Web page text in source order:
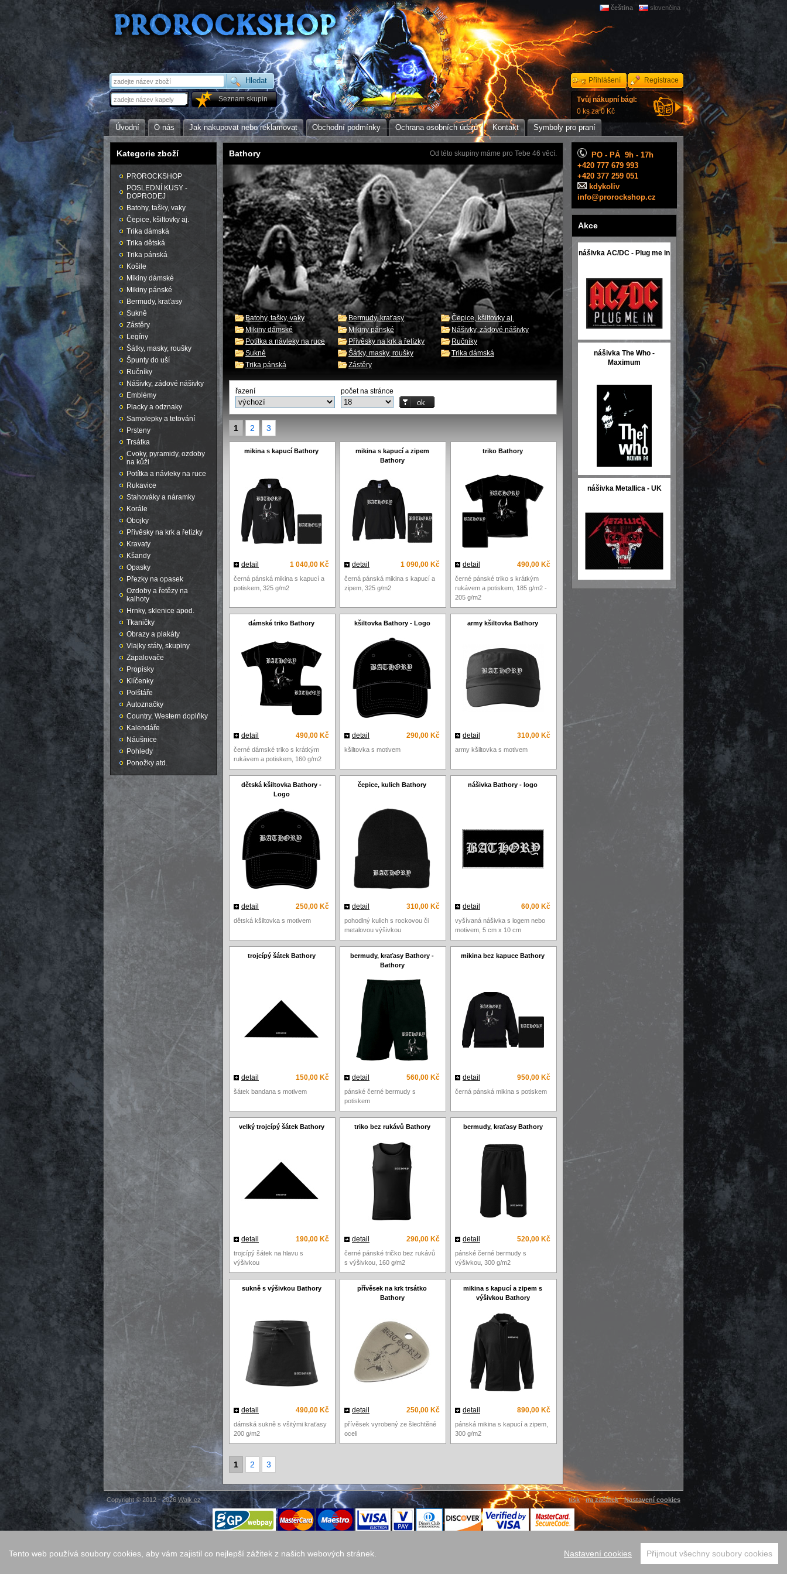
Seznam skupin
Přihlášení Registrace
Úvodní O nás Jak nakupovat nebo reklamovat Obchodní podmínky Ochrana osobních údajů Kontakt Symboly pro praní
čeština slovenčina
Tvůj nákupní bágl:
0 ks za 0 Kč
Od této skupiny máme pro Tebe 46 věcí.
Bathory
Batohy, tašky, vaky Bermudy, kraťasy
Čepice, kšiltovky aj.
Mikiny dámské
Mikiny pánské
Nášivky, zádové nášivky
Potítka a návleky na ruce
Přívěsky na krk a řetízky
Ručníky
Sukně
Šátky, masky, roušky
Trika dámská
Trika pánská
Zástěry
řazení počet na stránce
1 2 3
mikina s kapucí Bathory
mikina s kapucí a zipem
Bathory
triko Bathory
1 040,00 Kč
detail 1 090,00 Kč
detail 490,00 Kč
detail
černá pánská mikina s kapucí a
potiskem, 325 g/m2
černá pánská mikina s kapucí a
zipem, 325 g/m2
černé pánské triko s krátkým
rukávem a potiskem, 185 g/m2 -
205 g/m2
dámské triko Bathory kšiltovka Bathory - Logo army kšiltovka Bathory
490,00 Kč
detail 290,00 Kč
detail 310,00 Kč
detail
černé dámské triko s krátkým
rukávem a potiskem, 160 g/m2
kšiltovka s motivem army kšiltovka s motivem
dětská kšiltovka Bathory -
Logo
čepice, kulich Bathory nášivka Bathory - logo
250,00 Kč
detail 310,00 Kč
detail 60,00 Kč
detail
dětská kšiltovka s motivem
pohodlný kulich s rockovou či
metalovou výšivkou
vyšívaná nášivka s logem nebo
motivem, 5 cm x 10 cm
trojcípý šátek Bathory
bermudy, kraťasy Bathory -
Bathory
mikina bez kapuce Bathory
150,00 Kč
detail 560,00 Kč
detail 950,00 Kč
detail
šátek bandana s motivem
pánské černé bermudy s
potiskem
černá pánská mikina s potiskem
velký trojcípý šátek Bathory triko bez rukávů Bathory bermudy, kraťasy Bathory
190,00 Kč
detail 290,00 Kč
detail 520,00 Kč
detail
trojcípý šátek na hlavu s
výšivkou
černé pánské tričko bez rukávů
s výšivkou, 160 g/m2
pánské černé bermudy s
výšivkou, 300 g/m2
sukně s výšivkou Bathory
přívěsek na krk trsátko
Bathory
mikina s kapucí a zipem s
výšivkou Bathory
490,00 Kč
detail 250,00 Kč
detail 890,00 Kč
detail
dámská sukně s všitými kraťasy
200 g/m2
přívěsek vyrobený ze šlechtěné
oceli
pánská mikina s kapucí a zipem,
300 g/m2
1 2 3
Kategorie zboží
PROROCKSHOP
POSLEDNÍ KUSY -
DOPRODEJ
Batohy, tašky, vaky
Čepice, kšiltovky aj.
Trika dámská
Trika dětská
Trika pánská
Košile
Mikiny dámské
Mikiny pánské
Bermudy, kraťasy
Sukně
Zástěry
Legíny
Šátky, masky, roušky
Špunty do uší
Ručníky
Nášivky, zádové nášivky
Emblémy
Placky a odznaky
Samolepky a tetování
Prsteny
Trsátka
Cvoky, pyramidy, ozdoby
na kůži
Potítka a návleky na ruce
Rukavice
Stahováky a náramky
Korále
Obojky
Přívěsky na krk a řetízky
Kravaty
Kšandy
Opasky
Přezky na opasek
Ozdoby a řetězy na
kalhoty
Hrnky, sklenice apod.
Tkaničky
Obrazy a plakáty
Vlajky státy, skupiny
Zapalovače
Propisky
Klíčenky
Polštáře
Autoznačky
Country, Western doplňky
Kalendáře
Náušnice
Pohledy
Ponožky atd.
PO - PÁ 9h - 17h
+420 777 679 993
+420 377 259 051
kdykoliv
info@prorockshop.cz
Akce
nášivka AC/DC - Plug me in
nášivka The Who -
Maximum
nášivka Metallica - UK
tisk na začátek Nastavení cookies
Copyright © 2012 - 2026 Walk.cz
Tento web používá soubory cookies, aby vám zajistil co nejlepší zážitek z našich webových stránek. Nastavení cookies Přijmout všechny soubory cookies